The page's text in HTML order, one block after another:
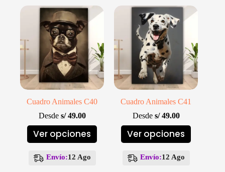
se
pueden
elegir
en
la
página
de
producto
se
pueden
elegir
en
la
página
de
producto
Cuadro Animales C40
Desde s/49.00
Ver opciones
Este
producto
múltiples
Envío:12 Ago
Cuadro Animales C41
Desde s/49.00
Ver opciones
Este
producto
múltiples
Envío:12 Ago